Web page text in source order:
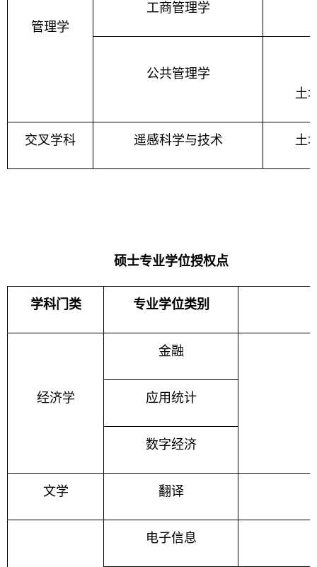
管理学
工商管理学
公共管理学
土
交叉学科 遥感科学与技术 土
硕士专业学位授权点
学科门类 专业学位类别
经济学
金融
应用统计
数字经济
文学 翻译
电子信息